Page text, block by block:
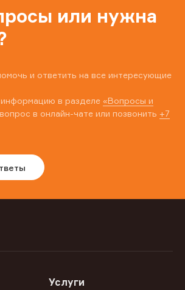
или нужна
и ответить на все интересующие
в разделе «Вопросы и
в онлайн-чате или позвонить +7
Услуги